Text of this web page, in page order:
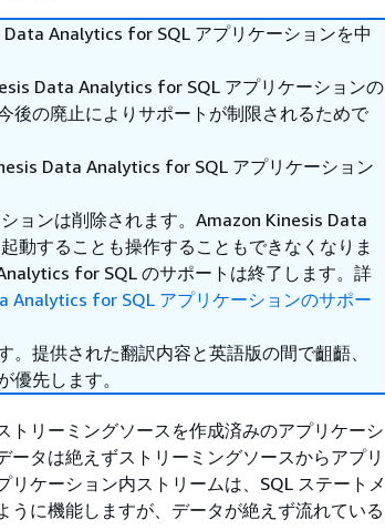
Analytics for SQL アプリケーションを中
Data Analytics for SQL アプリケーションの
後の廃止によりサポートが制限されるためで
Data Analytics for SQL アプリケーション
ョンは削除されます。Amazon Kinesis Data
動することも操作することもできなくなりま
for SQL のサポートは終了します。詳
Analytics for SQL アプリケーションのサポー
提供された翻訳内容と英語版の間で齟齬、
優先します。
トリーミングソースを作成済みのアプリケーシ
ータは絶えずストリーミングソースからアプリ
ケーション内ストリームは、SQL ステートメ
うに機能しますが、データが絶えず流れている